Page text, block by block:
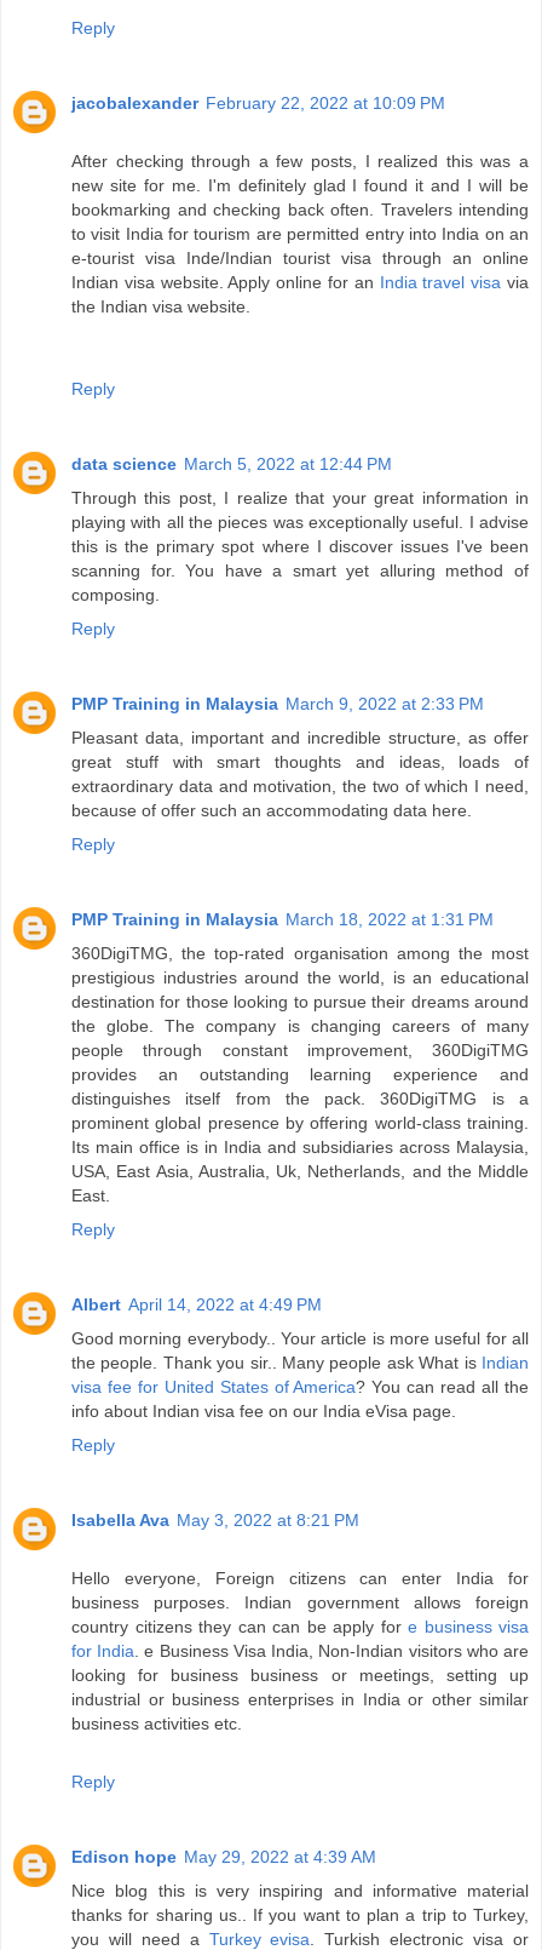
Reply
jacobalexander February 22, 2022 at 10:09 PM
After checking through a few posts, I realized this was a
new site for me. I'm definitely glad I found it and I will be
bookmarking and checking back often. Travelers intending
to visit India for tourism are permitted entry into India on an
e-tourist visa Inde/Indian tourist visa through an online
Indian visa website. Apply online for an India travel visa via
the Indian visa website.
Reply
data science March 5, 2022 at 12:44 PM
Through this post, I realize that your great information in
playing with all the pieces was exceptionally useful. I advise
this is the primary spot where I discover issues I've been
scanning for. You have a smart yet alluring method of
composing.
Reply
PMP Training in Malaysia March 9, 2022 at 2:33 PM
Pleasant data, important and incredible structure, as offer
great stuff with smart thoughts and ideas, loads of
extraordinary data and motivation, the two of which I need,
because of offer such an accommodating data here.
Reply
PMP Training in Malaysia March 18, 2022 at 1:31 PM
360DigiTMG, the top-rated organisation among the most
prestigious industries around the world, is an educational
destination for those looking to pursue their dreams around
the globe. The company is changing careers of many
people through constant improvement, 360DigiTMG
provides an outstanding learning experience and
distinguishes itself from the pack. 360DigiTMG is a
prominent global presence by offering world-class training.
Its main office is in India and subsidiaries across Malaysia,
USA, East Asia, Australia, Uk, Netherlands, and the Middle
East.
Reply
Albert April 14, 2022 at 4:49 PM
Good morning everybody.. Your article is more useful for all
the people. Thank you sir.. Many people ask What is Indian
visa fee for United States of America? You can read all the
info about Indian visa fee on our India eVisa page.
Reply
Isabella Ava May 3, 2022 at 8:21 PM
Hello everyone, Foreign citizens can enter India for
business purposes. Indian government allows foreign
country citizens they can can be apply for e business visa
for India . e Business Visa India, Non-Indian visitors who are
looking for business business or meetings, setting up
industrial or business enterprises in India or other similar
business activities etc.
Reply
Edison hope May 29, 2022 at 4:39 AM
Nice blog this is very inspiring and informative material
thanks for sharing us.. If you want to plan a trip to Turkey,
you will need a Turkey evisa . Turkish electronic visa or